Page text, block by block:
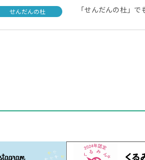
せんだんの杜 「せんだんの杜」